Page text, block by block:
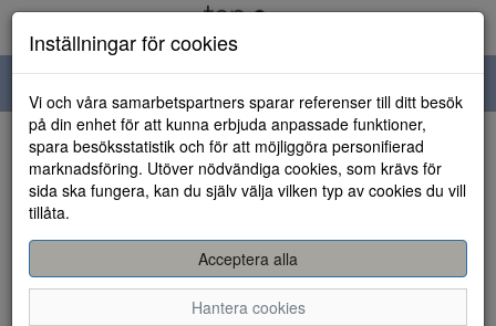
navigation
HEM
Inställningar för cookies
Vi och våra samarbetspartners sparar referenser till ditt besök
på din enhet för att kunna erbjuda anpassade funktioner,
spara besöksstatistik och för att möjliggöra personifierad
marknadsföring. Utöver nödvändiga cookies, som krävs för
sida ska fungera, kan du själv välja vilken typ av cookies du vill
tillåta.
Acceptera alla
Hantera cookies